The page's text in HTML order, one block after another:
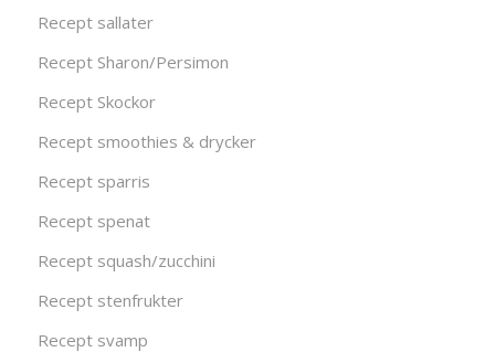
Recept sallater
Recept Sharon/Persimon
Recept Skockor
Recept smoothies & drycker
Recept sparris
Recept spenat
Recept squash/zucchini
Recept stenfrukter
Recept svamp